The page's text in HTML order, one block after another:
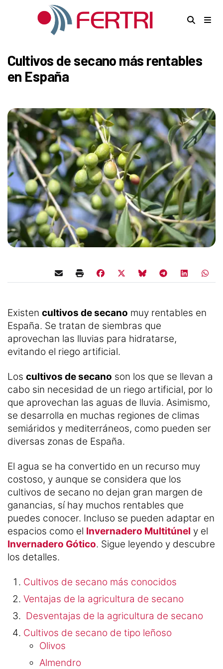
Cultivos de secano más rentables
en España
Existen cultivos de secano muy rentables en
España. Se tratan de siembras que
aprovechan las lluvias para hidratarse,
evitando el riego artificial.
Los cultivos de secano son los que se llevan a
cabo sin necesidad de un riego artificial, por lo
que aprovechan las aguas de lluvia. Asimismo,
se desarrolla en muchas regiones de climas
semiáridos y mediterráneos, como pueden ser
diversas zonas de España.
El agua se ha convertido en un recurso muy
costoso, y aunque se considera que los
cultivos de secano no dejan gran margen de
ganancias, sí hay muchos rentables que
puedes conocer. Incluso se pueden adaptar en
espacios como el Invernadero Multitúnel y el
Invernadero Gótico. Sigue leyendo y descubre
los detalles.
Cultivos de secano más conocidos
Ventajas de la agricultura de secano
Desventajas de la agricultura de secano
Cultivos de secano de tipo leñoso
Olivos
Almendro